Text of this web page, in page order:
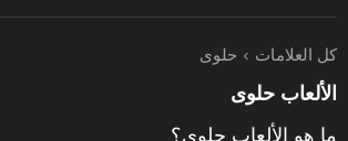
كل العلامات حلوى
الألعاب حلوى
ما هو الألعاب حلوى؟